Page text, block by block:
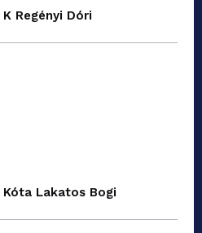
Regényi Dóri
Lakatos Bogi